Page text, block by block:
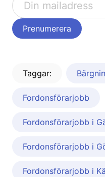
Taggar:
Fordonsförarjobb
Fordonsförarjobb i
Fordonsförarjobb i
Fordonsförarjobb i